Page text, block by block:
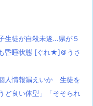
生徒が自殺未遂…県が５
昏睡状態 [ぐれ★]＠うさ
人情報漏えいか 生徒を
良い体型」「そそられ